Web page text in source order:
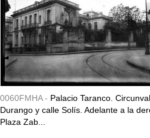
0060FMHA - Palacio Taranco.
Durango y calle Solís. Adelante a la
Plaza Zab...